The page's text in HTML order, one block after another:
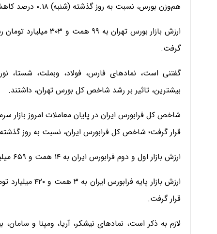
هم‌وزن بورس، نسبت به روز گذشته (شنبه) ۰.۱۸ درصد کاهش یافت.
گرفت.
گفتنی است، نماد‌های فارس، فولاد، وبملت، شستا،
بیشترین، تاثیر بر رشد شاخص کل بورس تهران، داشتند.
قرار گرفت؛ شاخص کل فرابورس ایران، نسبت به روز گذشته (شنبه) ۰.۱۷
ارزش بازار اول و دوم فرابورس ایران به ۱۴ همت و ۶۵۹ میلیارد تومان رسید.
قرار گرفت.
لازم به ذکر است، نماد‌های نیشکر، آریا، ومپنا و